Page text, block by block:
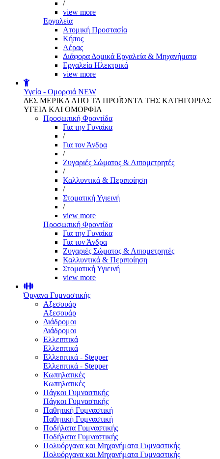
/
view more
Εργαλεία
Aτομική Προστασία
Kήπος
Αέρας
Διάφορα Δομικά Εργαλεία & Μηχανήματα
Εργαλεία Ηλεκτρικά
view more
Υγεία - Ομορφιά NEW
ΔΕΣ ΜΕΡΙΚΑ ΑΠΌ ΤΑ ΠΡΟΪΌΝΤΑ ΤΗΣ ΚΑΤΗΓΟΡΙΑΣ
ΥΓΕΙΑ ΚΑΙ ΟΜΟΡΦΙΑ
Προσωπική Φροντίδα
Για την Γυναίκα
/
Για τον Άνδρα
/
Ζυγαριές Σώματος & Λιπομετρητές
/
Καλλυντικά & Περιποίηση
/
Στοματική Υγιεινή
/
view more
Προσωπική Φροντίδα
Για την Γυναίκα
Για τον Άνδρα
Ζυγαριές Σώματος & Λιπομετρητές
Καλλυντικά & Περιποίηση
Στοματική Υγιεινή
view more
Όργανα Γυμναστικής
Αξεσουάρ
Αξεσουάρ
Διάδρομοι
Διάδρομοι
Ελλειπτικά
Ελλειπτικά
Ελλειπτικά - Stepper
Ελλειπτικά - Stepper
Κωπηλατικές
Κωπηλατικές
Πάγκοι Γυμναστικής
Πάγκοι Γυμναστικής
Παθητική Γυμναστική
Παθητική Γυμναστική
Ποδήλατα Γυμναστικής
Ποδήλατα Γυμναστικής
Πολυόργανα και Μηχανήματα Γυμναστικής
Πολυόργανα και Μηχανήματα Γυμναστικής